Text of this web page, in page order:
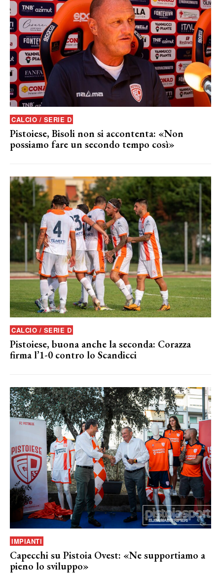
CALCIO / SERIE D
Pistoiese, Bisoli non si accontenta: «Non
possiamo fare un secondo tempo così»
CALCIO / SERIE D
Pistoiese, buona anche la seconda: Corazza
firma l’1-0 contro lo Scandicci
IMPIANTI
Capecchi su Pistoia Ovest: «Ne supportiamo a
pieno lo sviluppo»